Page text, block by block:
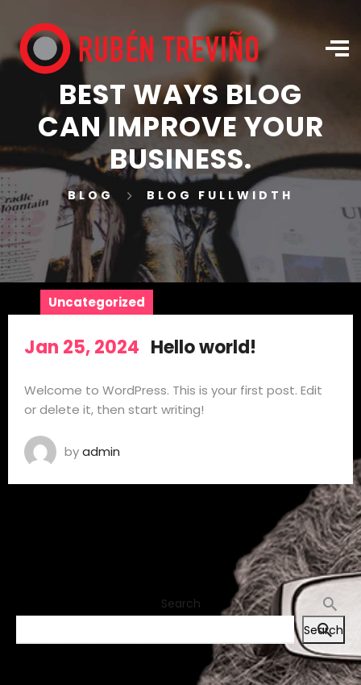
BEST WAYS BLOG
CAN IMPROVE YOUR
BUSINESS.
BLOG BLOG FULLWIDTH
Uncategorized
Jan 25, 2024 Hello world!
Welcome to WordPress. This is your first post. Edit
or delete it, then start writing!
byadmin
Search
Search